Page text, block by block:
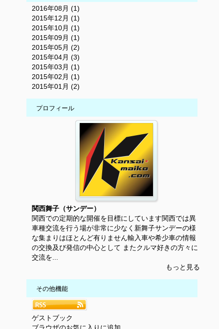
2016年08月 (1)
2015年12月 (1)
2015年10月 (1)
2015年09月 (1)
2015年05月 (2)
2015年04月 (3)
2015年03月 (1)
2015年02月 (1)
2015年01月 (2)
プロフィール
関西舞子（サンデー）
関西での定期的な開催を目標にしています関西では異
車種交流を行う場が非常に少なく新舞子サンデーの様
な集まりはほとんど有りません輸入車や希少車の情報
の交換及び発信の中心として またクルマ好きの方々に
交流を...
もっと見る
その他機能
ゲストブック